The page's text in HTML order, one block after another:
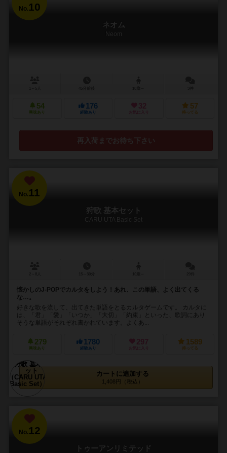
No. 10
ネオム
Neom
54
興味あり
176
経験あり
32
お気に入り
57
持ってる
再入荷までお待ち下さい
No.11
狩歌 基本セット
CARU UTA Basic Set
懐かしのJ-POPでカルタをしよう！あれ、この単語、よく出てくる
な…。
好きな歌を流して、出てきた単語をとるカルタゲームです。 カルタに
は、「君」「愛」「いつか」「大切」「約束」といった、歌詞にあり
そうな単語がそれぞれ書かれています。よくあ...
279
興味あり
1780
経験あり
297
お気に入り
1589
持ってる
カートに追加する
1,408円（税込）
No.12
トゥーアンリミテッド